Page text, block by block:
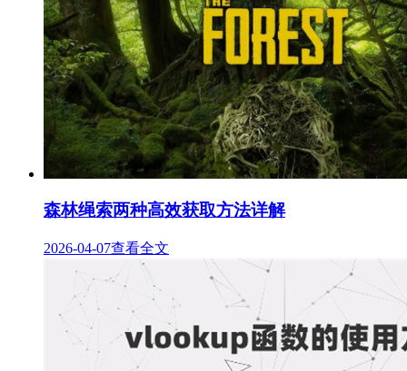
森林绳索两种高效获取方法详解
2026-04-07查看全文